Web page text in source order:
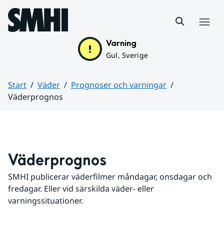
Hoppa till sidans innehåll
Varning
Gul, Sverige
Start Väder
Prognoser och varningar
Väderprognos
Väderprognos
SMHI publicerar väderfilmer måndagar, onsdagar och
fredagar. Eller vid särskilda väder- eller
varningssituationer.